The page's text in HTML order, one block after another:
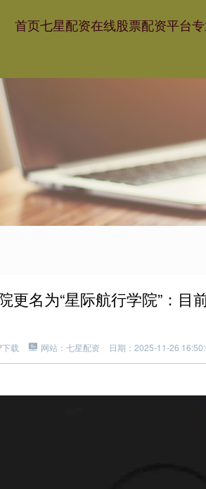
首页七星配资在线股票配资平台
更名为“星际航行学院”：目
载 网站：七星配资 日期：2025-11-26